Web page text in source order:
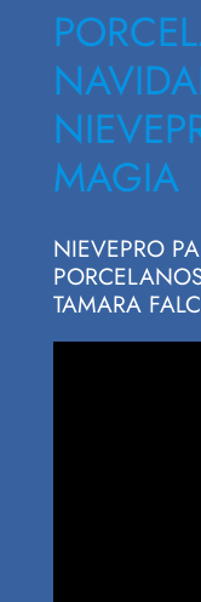
MAGIA
NIEVEPRO
TAMARA